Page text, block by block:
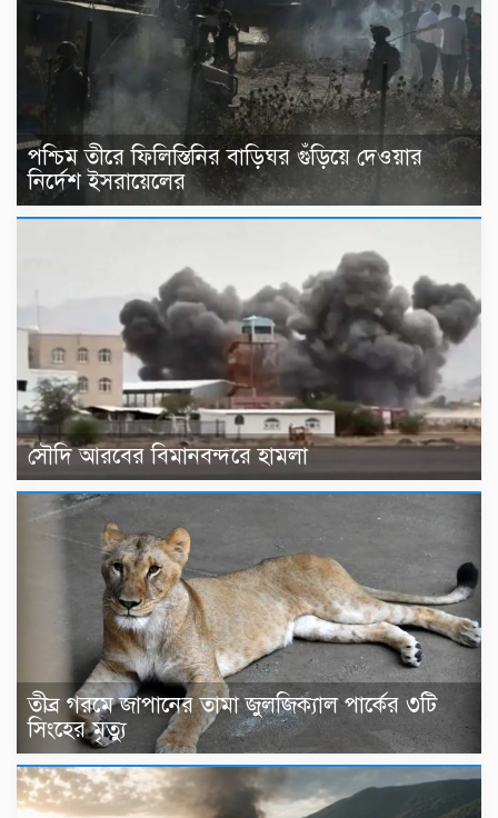
পশ্চিম তীরে ফিলিস্তিনির বাড়িঘর গুঁড়িয়ে দেওয়ার
নির্দেশ ইসরায়েলের
সৌদি আরবের বিমানবন্দরে হামলা
তীব্র গরমে জাপানের তামা জুলজিক্যাল পার্কের ৩টি
সিংহের মৃত্যু